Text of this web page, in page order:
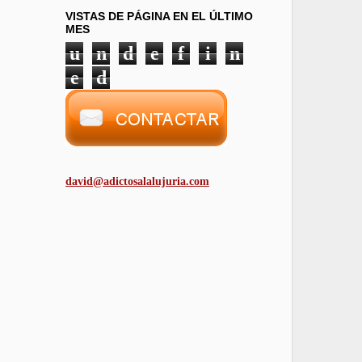
VISTAS DE PÁGINA EN EL ÚLTIMO
MES
u n d e f i
n
e
d
david@adictosalalujuria.com